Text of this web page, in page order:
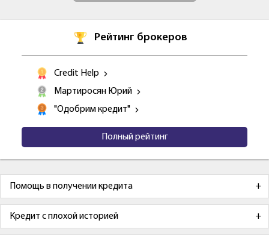
Рейтинг брокеров
Credit Help
Мартиросян Юрий
"Одобрим кредит"
Полный рейтинг
Помощь в получении кредита
Кредит с плохой историей